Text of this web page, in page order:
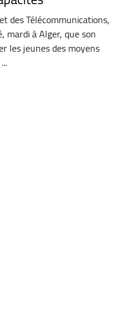
des Télécommunications,
mardi à Alger, que son
les jeunes des moyens